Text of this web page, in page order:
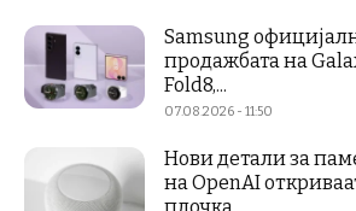
Samsung
продажбата на
Fold8,...
07.08.2026 - 11:50
Нови детали за
на OpenAI